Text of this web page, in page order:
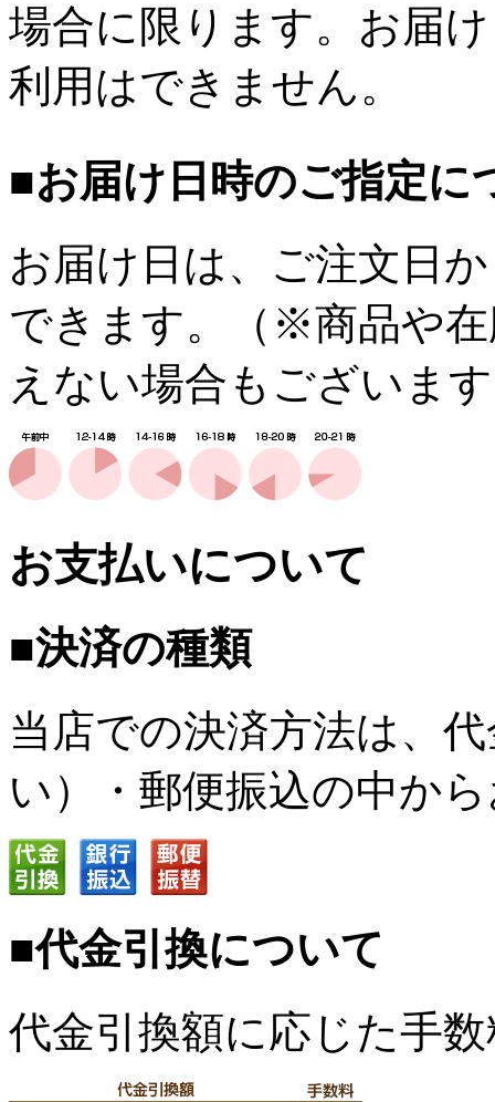
場合に限ります。お届
利用はできません。
■お届け日時のご指定に
お届け日は、ご注文日
できます。（※商品や
えない場合もございま
お支払いについて
■決済の種類
当店での決済方法は、
い）・郵便振込の中か
■代金引換について
代金引換額に応じた手